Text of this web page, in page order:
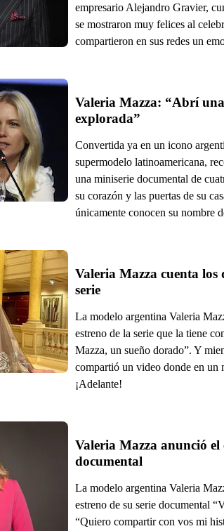
empresario Alejandro Gravier,
se mostraron muy felices al
compartieron en sus redes un
Valeria Mazza: “Abrí
explorada”
Convertida ya en un icono
supermodelo latinoamericana,
una miniserie documental de
su corazón y las puertas de su
únicamente conocen su nombre
Valeria Mazza cuenta los
serie
La modelo argentina Valeria
estreno de la serie que la tiene
Mazza, un sueño dorado”. Y
compartió un video donde en un
¡Adelante!
Valeria Mazza anunció el
documental
La modelo argentina Valeria
estreno de su serie documental
“Quiero compartir con vos mi